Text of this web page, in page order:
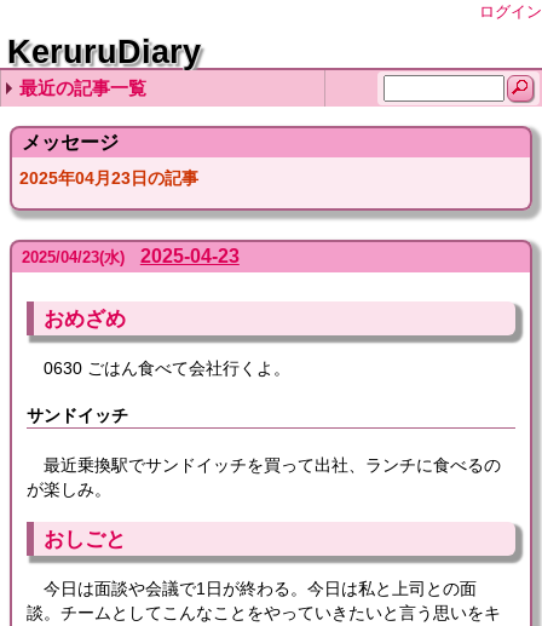
ログイン
KeruruDiary
最近の記事一覧
2026-08-06
2026-08-05
2026-08-04
2026-08-03
2026-08-02
メッセージ
2025年04月23日の記事
2025/04/23(水) 2025-04-23
おめざめ
0630 ごはん食べて会社行くよ。
サンドイッチ
最近乗換駅でサンドイッチを買って出社、ランチに食べるの
が楽しみ。
おしごと
今日は面談や会議で1日が終わる。今日は私と上司との面
談。チームとしてこんなことをやっていきたいと言う思いをキ